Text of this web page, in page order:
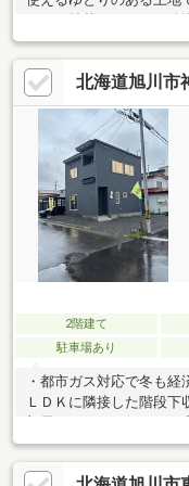
いるため、安心してお住
北海道旭川市
2階建て
駐車場あり
・都市ガス対応で冬も経
ＬＤＫに隣接した階段下
大量の衣類や季節の荷物
可、南側７．２ｍ幅の道